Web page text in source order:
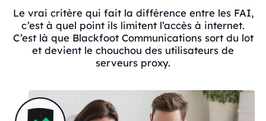
Le vrai critère qui fait la différence entre les FAI,
c’est à quel point ils limitent l’accès à internet.
C’est là que Blackfoot Communications sort du lot
et devient le chouchou des utilisateurs de
serveurs proxy.